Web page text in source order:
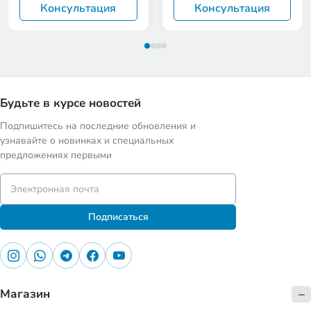
Консультация Консультация
Будьте в курсе новостей
Подпишитесь на последние обновления и
узнавайте о новинках и специальных
предложениях первыми
Подписаться
Магазин